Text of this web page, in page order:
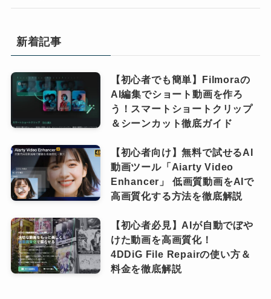
新着記事
【初心者でも簡単】Filmoraの
AI編集でショート動画を作ろ
う！スマートショートクリップ
＆シーンカット徹底ガイド
【初心者向け】無料で試せるAI
動画ツール「Aiarty Video
Enhancer」 低画質動画をAIで
高画質化する方法を徹底解説
【初心者必見】AIが自動でぼや
けた動画を高画質化！
4DDiG File Repairの使い方＆
料金を徹底解説